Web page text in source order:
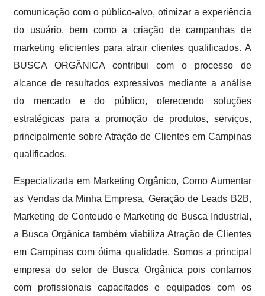
comunicação com o público-alvo, otimizar a experiência
do usuário, bem como a criação de campanhas de
marketing eficientes para atrair clientes qualificados. A
BUSCA ORGÂNICA contribui com o processo de
alcance de resultados expressivos mediante a análise
do mercado e do público, oferecendo soluções
estratégicas para a promoção de produtos, serviços,
principalmente sobre Atração de Clientes em Campinas
qualificados.
Especializada em Marketing Orgânico, Como Aumentar
as Vendas da Minha Empresa, Geração de Leads B2B,
Marketing de Conteudo e Marketing de Busca Industrial,
a Busca Orgânica também viabiliza Atração de Clientes
em Campinas com ótima qualidade. Somos a principal
empresa do setor de Busca Orgânica pois contamos
com profissionais capacitados e equipados com os